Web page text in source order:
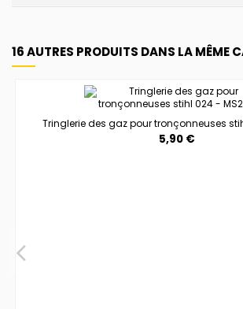
16 AUTRES PRODUITS DANS LA MÊME
Tringlerie des gaz pour tronçonneuses
5,90 €